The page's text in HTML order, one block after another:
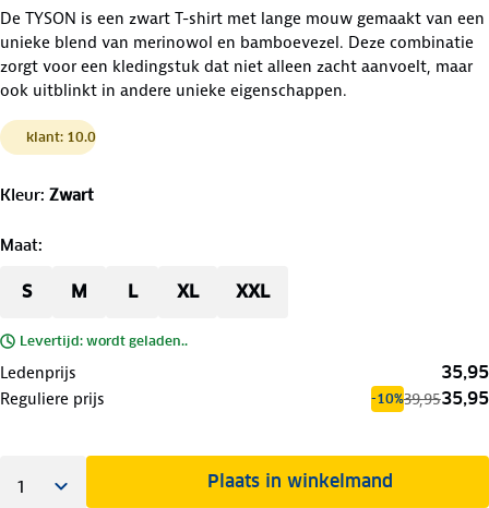
De TYSON is een zwart T-shirt met lange mouw gemaakt van een
unieke blend van merinowol en bamboevezel. Deze combinatie
zorgt voor een kledingstuk dat niet alleen zacht aanvoelt, maar
ook uitblinkt in andere unieke eigenschappen.
klant: 10.0
Kleur: Zwart
Maat:
S M L XL XXL
Levertijd: wordt geladen..
Ledenprijs 35,95
Reguliere prijs -10%39,9535,95
Plaats in winkelmand